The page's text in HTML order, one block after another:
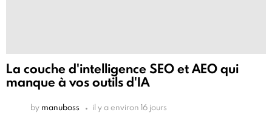
La couche d'intelligence SEO et AEO qui
manque à vos outils d'IA
by manuboss il y a environ 16 jours